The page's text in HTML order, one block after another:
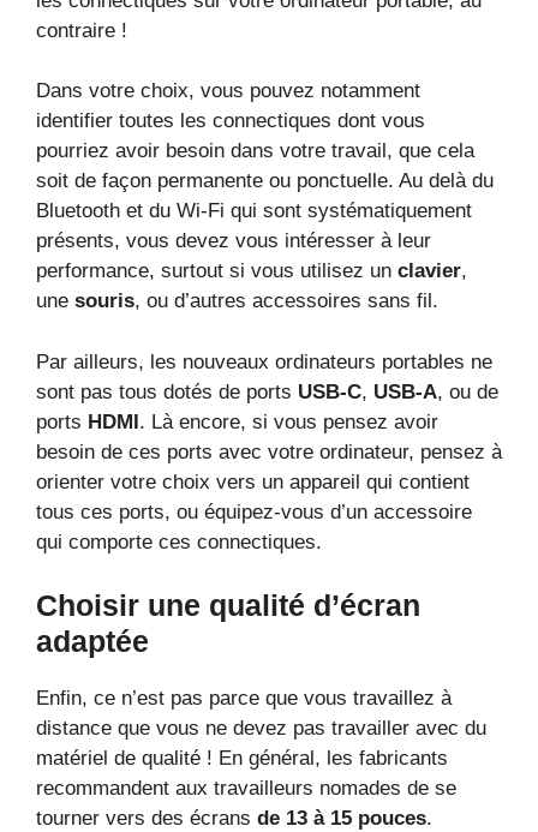
contraire !
Dans votre choix, vous pouvez notamment
identifier toutes les connectiques dont vous
pourriez avoir besoin dans votre travail, que cela
soit de façon permanente ou ponctuelle. Au delà du
Bluetooth et du Wi-Fi qui sont systématiquement
présents, vous devez vous intéresser à leur
performance, surtout si vous utilisez un clavier,
une souris, ou d’autres accessoires sans fil.
Par ailleurs, les nouveaux ordinateurs portables ne
sont pas tous dotés de ports USB-C, USB-A, ou de
ports HDMI. Là encore, si vous pensez avoir
besoin de ces ports avec votre ordinateur, pensez à
orienter votre choix vers un appareil qui contient
tous ces ports, ou équipez-vous d’un accessoire
qui comporte ces connectiques.
Choisir une qualité d’écran
adaptée
Enfin, ce n’est pas parce que vous travaillez à
distance que vous ne devez pas travailler avec du
matériel de qualité ! En général, les fabricants
recommandent aux travailleurs nomades de se
tourner vers des écrans de 13 à 15 pouces.